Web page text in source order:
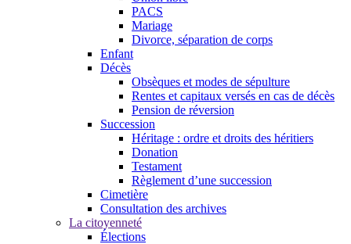
PACS
Mariage
Divorce, séparation de corps
Enfant
Décès
Obsèques et modes de sépulture
Rentes et capitaux versés en cas de décès
Pension de réversion
Succession
Héritage : ordre et droits des héritiers
Donation
Testament
Règlement d’une succession
Cimetière
Consultation des archives
La citoyenneté
Élections